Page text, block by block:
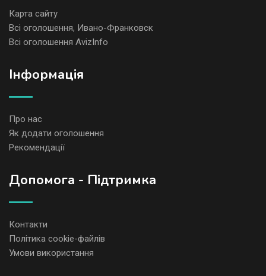
Карта сайту
Всі оголошення, Ивано-Франковск
Всі оголошення AvizInfo
Iнформація
Про нас
Як додати оголошення
Рекомендації
Допомога - Підтримка
Контакти
Політика cookie-файлів
Умови використання